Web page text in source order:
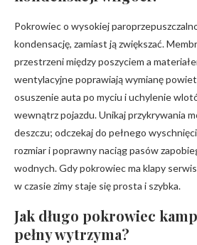
Pokrowiec o wysokiej
kondensację, zamiast ją zwiększać.
przestrzeni między poszyciem a
wentylacyjne poprawiają wymianę
osuszenie auta po myciu i uchylenie
wewnątrz pojazdu. Unikaj przykrywania
deszczu; odczekaj do pełnego
rozmiar i poprawny naciąg pasów
wodnych. Gdy pokrowiec ma klapy
w czasie zimy staje się prosta i szybka.
Jak długo pokrowiec
pełny wytrzyma?